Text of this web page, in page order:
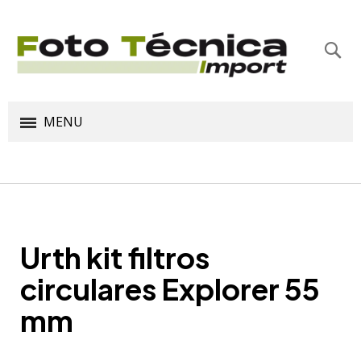
MENU
Urth kit filtros
circulares Explorer 55
mm